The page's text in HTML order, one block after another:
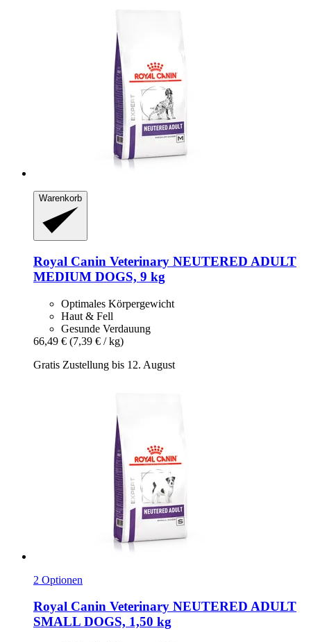
Warenkorb
Royal Canin Veterinary NEUTERED ADULT
MEDIUM DOGS, 9 kg
Optimales Körpergewicht
Haut & Fell
Gesunde Verdauung
66,49 € (7,39 € / kg)
Gratis Zustellung bis 12. August
2 Optionen
Royal Canin Veterinary NEUTERED ADULT
SMALL DOGS, 1,50 kg